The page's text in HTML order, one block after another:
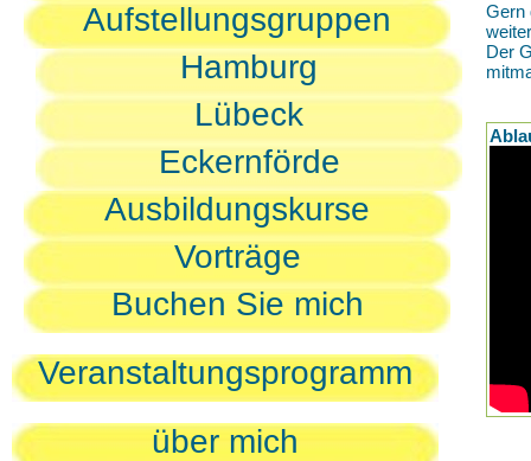
Aufstellungsgruppen
Hamburg
Lübeck
Eckernförde
Ausbildungskurse
Vorträge
Buchen Sie mich
Veranstaltungsprogramm
über mich
Gern
Der